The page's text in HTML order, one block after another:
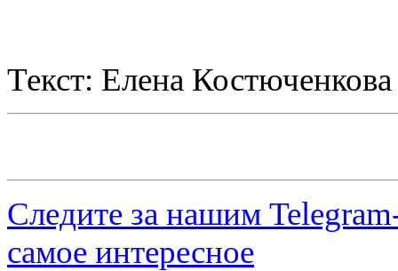
Текст: Елена Костюченкова
Следите за нашим
самое интересное